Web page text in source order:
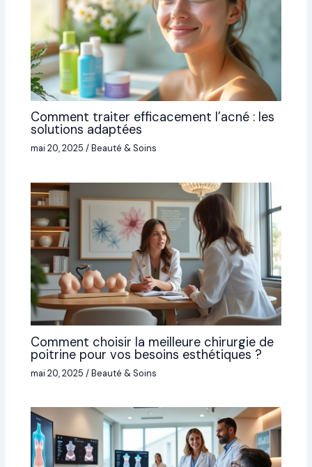
Comment traiter efficacement l’acné : les
solutions adaptées
mai 20, 2025/Beauté & Soins
Comment choisir la meilleure chirurgie de
poitrine pour vos besoins esthétiques ?
mai 20, 2025/Beauté & Soins